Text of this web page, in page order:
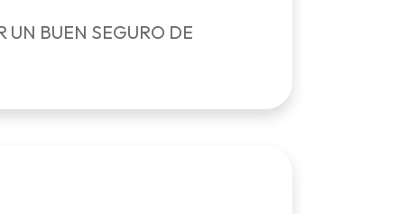
UN BUEN SEGURO DE